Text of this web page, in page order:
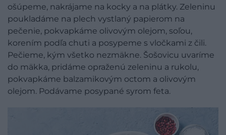
ošúpeme, nakrájame na kocky a na plátky. Zeleninu
poukladáme na plech vystlaný papierom na
pečenie, pokvapkáme olivovým olejom, soľou,
korením podľa chuti a posypeme s vločkami z čili.
Pečieme, kým všetko nezmäkne. Šošovicu uvaríme
do mäkka, pridáme opraženú zeleninu a rukolu,
pokvapkáme balzamikovým octom a olivovým
olejom. Podávame posypané syrom feta.